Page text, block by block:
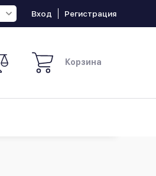
Вход Регистрация
Корзина